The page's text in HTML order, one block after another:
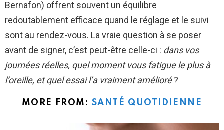
Bernafon) offrent souvent un équilibre
redoutablement efficace quand le réglage et le suivi
sont au rendez-vous. La vraie question à se poser
avant de signer, c’est peut-être celle-ci : dans vos
journées réelles, quel moment vous fatigue le plus à
l’oreille, et quel essai l’a vraiment amélioré?
MORE FROM: SANTÉ QUOTIDIENNE